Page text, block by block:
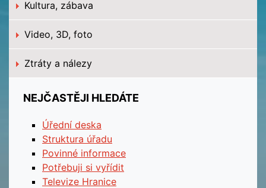
Kultura, zábava
Video, 3D, foto
Ztráty a nálezy
NEJČASTĚJI HLEDÁTE
Úřední deska
Struktura úřadu
Povinné informace
Potřebuji si vyřídit
Televize Hranice